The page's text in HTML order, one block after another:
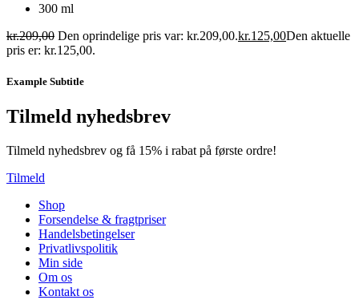
300 ml
kr.209,00 Den oprindelige pris var: kr.209,00.kr.125,00Den aktuelle
pris er: kr.125,00.
Example Subtitle
Tilmeld nyhedsbrev
Tilmeld nyhedsbrev og få 15% i rabat på første ordre!
Tilmeld
Shop
Forsendelse & fragtpriser
Handelsbetingelser
Privatlivspolitik
Min side
Om os
Kontakt os